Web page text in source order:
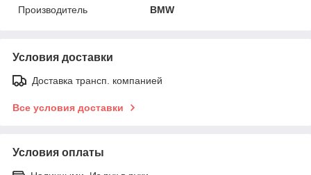
Производитель
BMW
Условия доставки
Доставка трансп. компанией
Все условия доставки
Условия оплаты